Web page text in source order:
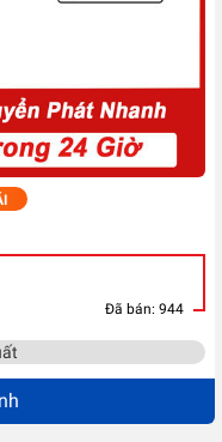
Đã bán: 944